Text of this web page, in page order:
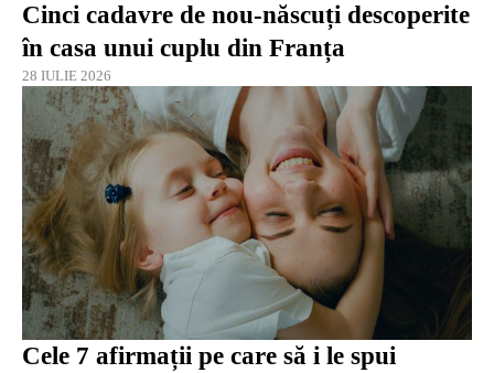
Cinci cadavre de nou-născuți descoperite
în casa unui cuplu din Franța
28 IULIE 2026
Cele 7 afirmații pe care să i le spui